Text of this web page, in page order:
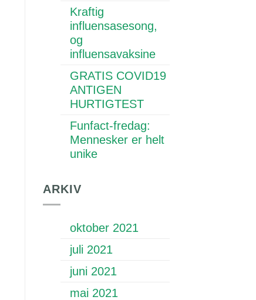
Kraftig
influensasesong,
og
influensavaksine
GRATIS COVID19
ANTIGEN
HURTIGTEST
Funfact-fredag:
Mennesker er helt
unike
ARKIV
oktober 2021
juli 2021
juni 2021
mai 2021